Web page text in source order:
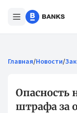
Главная/Новости/
Опасность
штрафа за